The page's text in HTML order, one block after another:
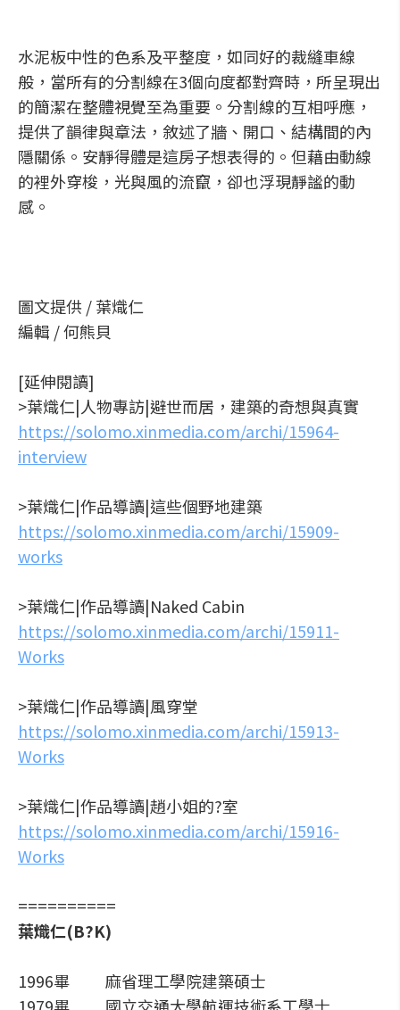
水泥板中性的色系及平整度，如同好的裁縫車線
般，當所有的分割線在3個向度都對齊時，所呈現出
的簡潔在整體視覺至為重要。分割線的互相呼應，
提供了韻律與章法，敘述了牆、開口、結構間的內
隱關係。安靜得體是這房子想表得的。但藉由動線
的裡外穿梭，光與風的流竄，卻也浮現靜謐的動
感。
圖文提供 / 葉熾仁
編輯 / 何熊貝
[延伸閱讀]
>葉熾仁|人物專訪|避世而居，建築的奇想與真實
https://solomo.xinmedia.com/archi/15964-
interview
>葉熾仁|作品導讀|這些個野地建築
https://solomo.xinmedia.com/archi/15909-
works
>葉熾仁|作品導讀|Naked Cabin
https://solomo.xinmedia.com/archi/15911-
Works
>葉熾仁|作品導讀|風穿堂
https://solomo.xinmedia.com/archi/15913-
Works
>葉熾仁|作品導讀|趙小姐的?室
https://solomo.xinmedia.com/archi/15916-
Works
==========
葉熾仁(B?K)
1996畢 麻省理工學院建築碩士